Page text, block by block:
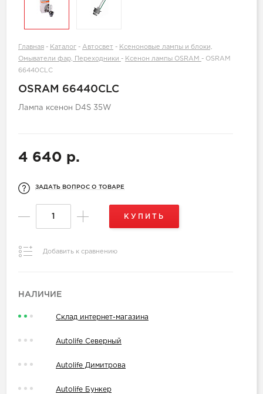
Главная - Каталог - Автосвет - Ксеноновые лампы и блоки,
Омыватели фар, Переходники - Ксенон лампы OSRAM - OSRAM
66440CLC
OSRAM 66440CLC
Лампа ксенон D4S 35W
4 640 р.
ЗАДАТЬ ВОПРОС О ТОВАРЕ
КУПИТЬ
Добавить к сравнению
НАЛИЧИЕ
Склад интернет-магазина
Autolife Северный
Autolife Димитрова
Autolife Бункер